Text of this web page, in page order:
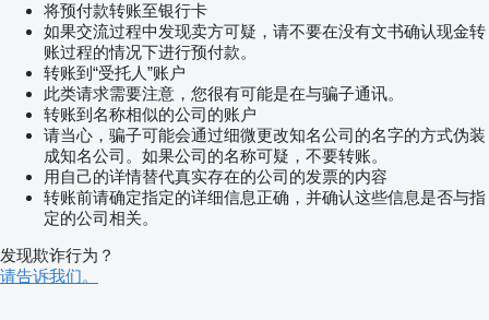
将预付款转账至银行卡
如果交流过程中发现卖方可疑，请不要在没有文书确认现金转
账过程的情况下进行预付款。
转账到“受托人”账户
此类请求需要注意，您很有可能是在与骗子通讯。
转账到名称相似的公司的账户
请当心，骗子可能会通过细微更改知名公司的名字的方式伪装
成知名公司。如果公司的名称可疑，不要转账。
用自己的详情替代真实存在的公司的发票的内容
转账前请确定指定的详细信息正确，并确认这些信息是否与指
定的公司相关。
发现欺诈行为？
请告诉我们。